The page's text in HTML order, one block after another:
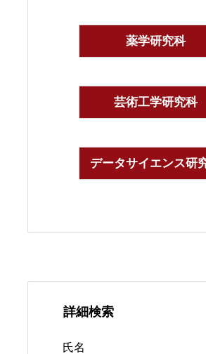
薬学研究科
芸術工学研究科
データサイエンス研
詳細検索
氏名